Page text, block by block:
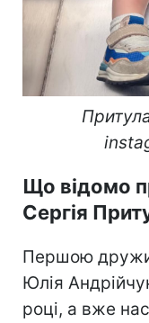
Що відомо
Сергія
Першою
Юлія
році, а вже